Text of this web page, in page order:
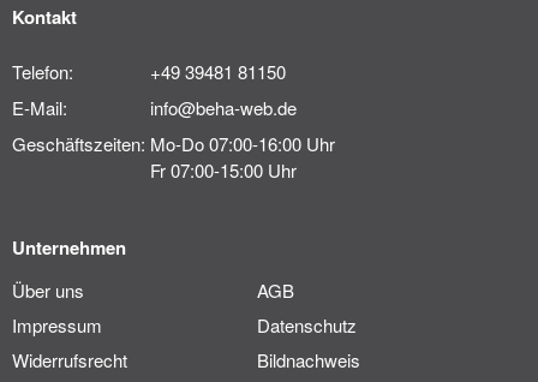
Kontakt
Telefon:
+49 39481 81150
E-Mail:
info@beha-web.de
Geschäftszeiten: Mo-Do 07:00-16:00 Uhr
Fr 07:00-15:00 Uhr
Unternehmen
Über uns
AGB
Impressum
Datenschutz
Widerrufsrecht
Bildnachweis